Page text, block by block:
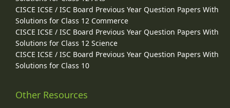
CISCE ICSE / ISC Board Previous Year Question Papers With
Solutions for Class 12 Commerce
CISCE ICSE / ISC Board Previous Year Question Papers With
Solutions for Class 12 Science
CISCE ICSE / ISC Board Previous Year Question Papers With
Solutions for Class 10
Other Resources